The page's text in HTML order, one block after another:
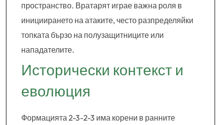
пространство. Вратарят играе важна роля в
инициирането на атаките, често разпределяйки
топката бързо на полузащитниците или
нападателите.
Исторически контекст и
еволюция
Формацията 2-3-2-3 има корени в ранните